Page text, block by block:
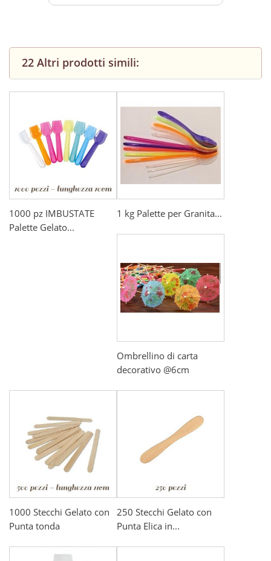
22 Altri prodotti simili:
1000 pz IMBUSTATE
Palette Gelato...
1 kg Palette per Granita...
Ombrellino di carta
decorativo @6cm
1000 Stecchi Gelato con
Punta tonda
250 Stecchi Gelato con
Punta Elica in...